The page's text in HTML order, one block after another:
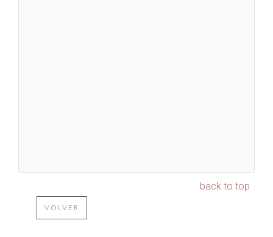
back to top
VOLVER